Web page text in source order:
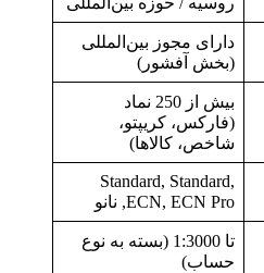
دارای مجوز بین‌المللی
(بخش آفشور)
بیش از 250 نماد
(فارکس، کریپتو،
شاخص، کالاها)
Standard, Standard,
ECN, ECN Pro, نانو
تا 1:3000 (بسته به نوع
حساب)